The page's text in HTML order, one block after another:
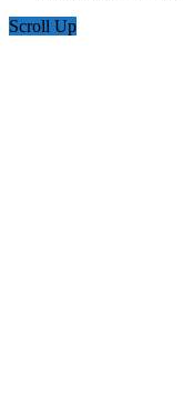
Scroll Up